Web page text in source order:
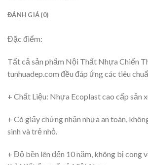
ĐÁNH GIÁ (0)
Đặc điểm:
Tất cả sản phẩm Nội Thất Nhựa Chiến
tunhuadep.com đều đáp ứng các tiêu
+ Chất Liệu: Nhựa Ecoplast cao cấp sản
+ Có giấy chứng nhận nhựa an toàn,
sinh và trẻ nhỏ.
+ Độ bền lên đến 10 năm, không bị cong